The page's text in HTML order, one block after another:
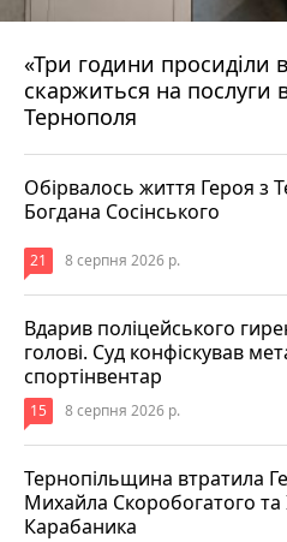
«Три години просиділи
скаржиться на послуги
Тернополя
8 серпня 2026 р.
Обірвалось життя Героя з
Богдана Сосінського
21 8 серпня 2026 р.
Вдарив поліцейського
голові. Суд конфіскував
спортінвентар
15 8 серпня 2026 р.
Тернопільщина втратила
Михайла Скоробогатого та
Карабаника